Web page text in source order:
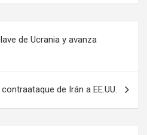
de Ucrania y avanza
de Irán a EE.UU.